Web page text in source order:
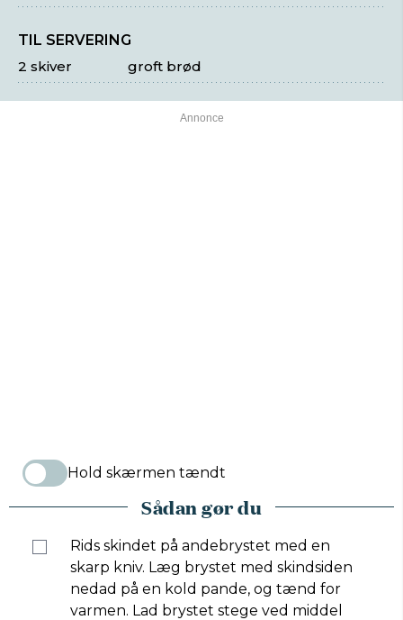
TIL SERVERING
groft brød
2 skiver
Hold skærmen tændt
Sådan gør du
Rids skindet på andebrystet med en
skarp kniv. Læg brystet med skindsiden
nedad på en kold pande, og tænd for
varmen. Lad brystet stege ved middel